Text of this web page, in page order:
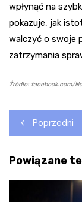
wpłynąć na
pokazuje, jak
walczyć o swoje
zatrzymania
Źródło: facebook.com/
wpisu
Poprzedni
Powiązane